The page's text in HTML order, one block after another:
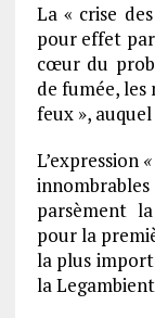
La « crise
pour effet
cœur du
de fumée, les
feux »,
L’expression
parsèment
pour la
la plus
la